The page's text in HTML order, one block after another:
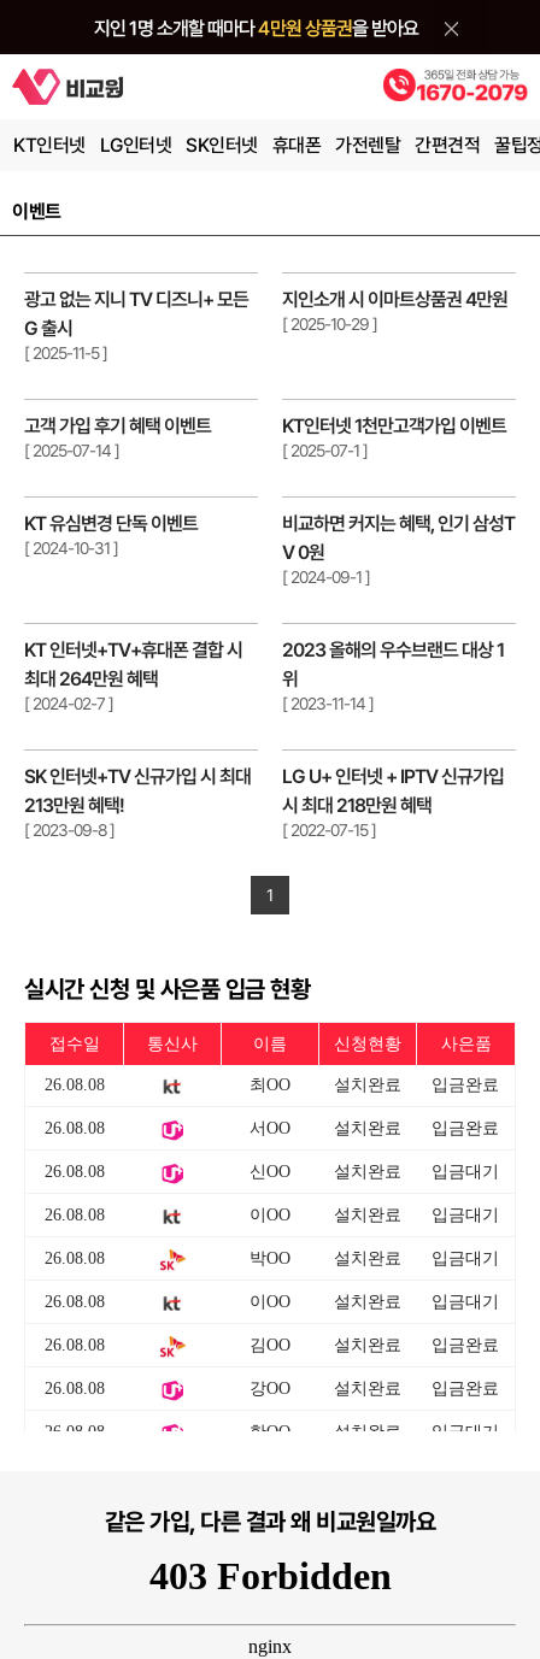
KT인터넷 LG인터넷 SK인터넷 휴대폰 가전렌탈 간편견적 꿀팁
이벤트
광고 없는 지니 TV 디즈니+ 모든
G 출시
[ 2025-11-5 ]
지인소개 시 이마트상품권 4만원
[ 2025-10-29 ]
고객 가입 후기 혜택 이벤트
[ 2025-07-14 ]
KT인터넷 1천만고객가입 이벤트
[ 2025-07-1 ]
KT 유심변경 단독 이벤트
[ 2024-10-31 ]
비교하면 커지는 혜택, 인기 삼성T
V 0원
[ 2024-09-1 ]
KT 인터넷+TV+휴대폰 결합 시
최대 264만원 혜택
[ 2024-02-7 ]
2023 올해의 우수브랜드 대상 1
위
[ 2023-11-14 ]
SK 인터넷+TV 신규가입 시 최대
213만원 혜택!
[ 2023-09-8 ]
LG U+ 인터넷 + IPTV 신규가입
시 최대 218만원 혜택
[ 2022-07-15 ]
1
실시간 신청 및 사은품 입금 현황
같은 가입, 다른 결과 왜 비교원일까요